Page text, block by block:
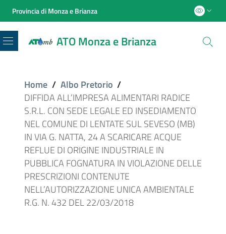
Provincia di Monza e Brianza
ATO Monza e Brianza
Menu
Home / Albo Pretorio /
DIFFIDA ALL’IMPRESA ALIMENTARI RADICE
S.R.L. CON SEDE LEGALE ED INSEDIAMENTO
NEL COMUNE DI LENTATE SUL SEVESO (MB)
IN VIA G. NATTA, 24 A SCARICARE ACQUE
REFLUE DI ORIGINE INDUSTRIALE IN
PUBBLICA FOGNATURA IN VIOLAZIONE DELLE
PRESCRIZIONI CONTENUTE
NELL’AUTORIZZAZIONE UNICA AMBIENTALE
R.G. N. 432 DEL 22/03/2018